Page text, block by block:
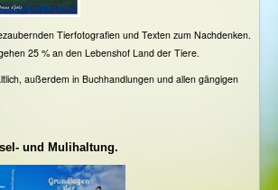
Tierfotografien und Texten zum Nachdenken.
25 % an den Lebenshof Land der Tiere.
außerdem in Buchhandlungen und allen gängigen
und Mulihaltung.